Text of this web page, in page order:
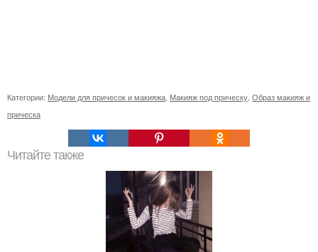
Категории: Модели для причесок и макияжа Макияж под прическу Образ макияж и
прическа
Читайте также